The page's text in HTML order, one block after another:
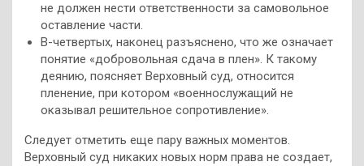
не должен нести ответственности за самовольное
оставление части.
В-четвертых, наконец разъяснено, что же означает
понятие «добровольная сдача в плен». К такому
деянию, поясняет Верховный суд, относится
пленение, при котором «военнослужащий не
оказывал решительное сопротивление».
Следует отметить еще пару важных моментов.
Верховный суд никаких новых норм права не создает,